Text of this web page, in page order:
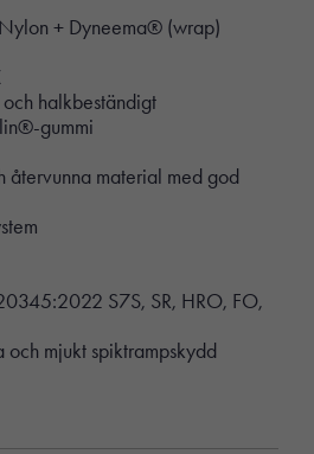
+ Dyneema® (wrap)
halkbeständigt
gummi
återvunna material med god
S7S, SR, HRO, FO,
mjukt spiktrampskydd